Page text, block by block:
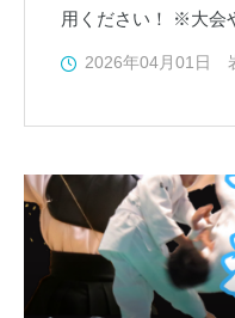
用ください！ ※大会
遽ご利用をお断りす
2026年04月01日